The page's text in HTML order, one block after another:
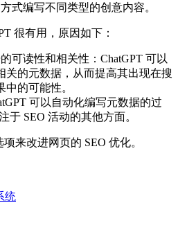
式编写不同类型的创意内容。
很有用，原因如下：
可读性和相关性：ChatGPT 可以
关的元数据，从而提高其出现在搜
中的可能性。
可以自动化编写元数据的过
于 SEO 活动的其他方面。
来改进网页的 SEO 优化。
统